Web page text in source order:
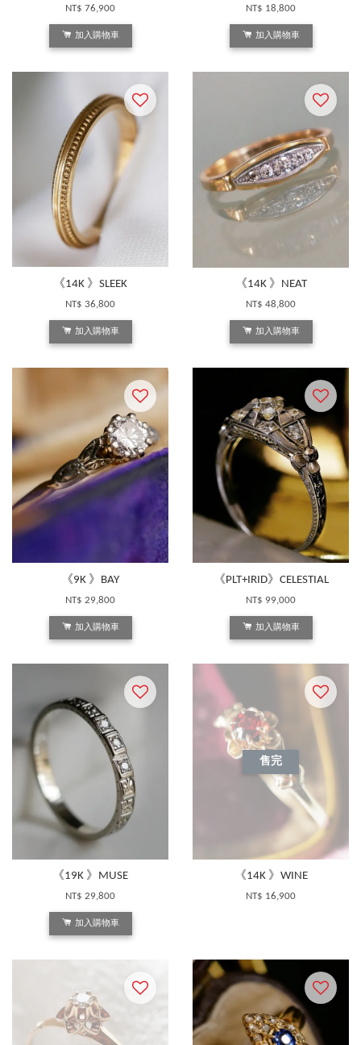
NT$ 76,900
加入購物車
NT$ 18,800
加入購物車
《14K 》SLEEK
NT$ 36,800
加入購物車
《14K 》NEAT
NT$ 48,800
加入購物車
《9K 》BAY
NT$ 29,800
加入購物車
《PLT+IRID》CELESTIAL
NT$ 99,000
加入購物車
《19K 》MUSE
NT$ 29,800
加入購物車
售完
《14K 》WINE
NT$ 16,900